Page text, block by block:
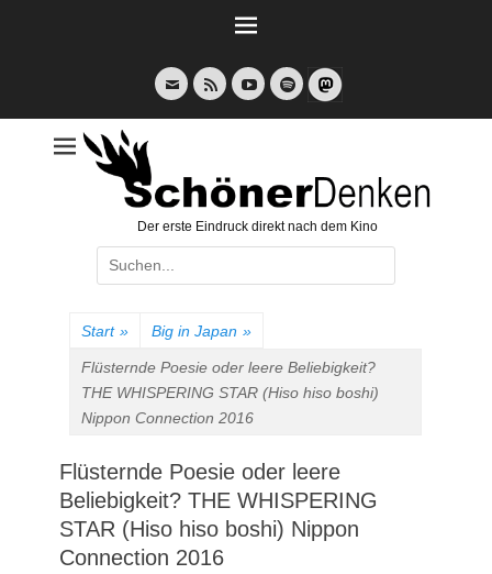
E-
Mail
Feed YouTubeSpotify
Der erste Eindruck direkt nach dem Kino
Suche
nach:
Start » Big in Japan »
Flüsternde Poesie oder leere Beliebigkeit?
THE WHISPERING STAR (Hiso hiso boshi)
Nippon Connection 2016
Flüsternde Poesie oder leere
Beliebigkeit? THE WHISPERING
STAR (Hiso hiso boshi) Nippon
Connection 2016